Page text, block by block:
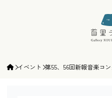
ギャ
イベント 第55、56回新報音楽コ